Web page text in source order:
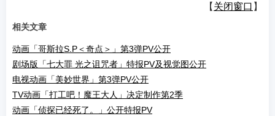
【 关闭窗口 】
相关文章
动画「哥斯拉S.P＜奇点＞」第3弹PV公开
剧场版「七大罪 光之诅咒者」特报PV及视觉图公开
电视动画「美妙世界」第3弹PV公开
TV动画「打工吧！魔王大人」决定制作第2季
动画「侦探已经死了。」公开特报PV